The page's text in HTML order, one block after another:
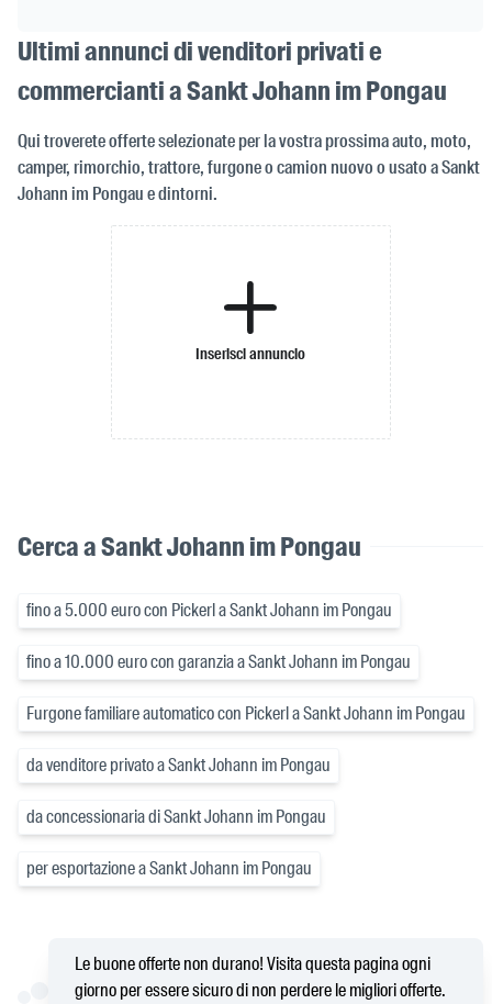
Ultimi annunci di venditori privati e
commercianti a Sankt Johann im Pongau
Qui troverete offerte selezionate per la vostra prossima auto, moto,
camper, rimorchio, trattore, furgone o camion nuovo o usato a Sankt
Johann im Pongau e dintorni.
Inserisci annuncio
Cerca a Sankt Johann im Pongau
fino a 5.000 euro con Pickerl a Sankt Johann im Pongau
fino a 10.000 euro con garanzia a Sankt Johann im Pongau
Furgone familiare automatico con Pickerl a Sankt Johann im Pongau
da venditore privato a Sankt Johann im Pongau
da concessionaria di Sankt Johann im Pongau
per esportazione a Sankt Johann im Pongau
Le buone offerte non durano! Visita questa pagina ogni
giorno per essere sicuro di non perdere le migliori offerte.